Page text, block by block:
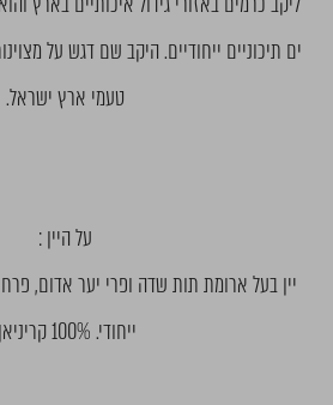
ים תיכוניים ייחודיים. היקב שם דגש על
טעמי ארץ ישראל.
על היין :
יין בעל ארומת תות שדה ופרי יער אדום,
ייחודי. 100% קריניאן.